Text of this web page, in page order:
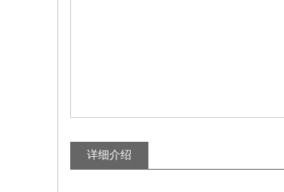
详细介绍